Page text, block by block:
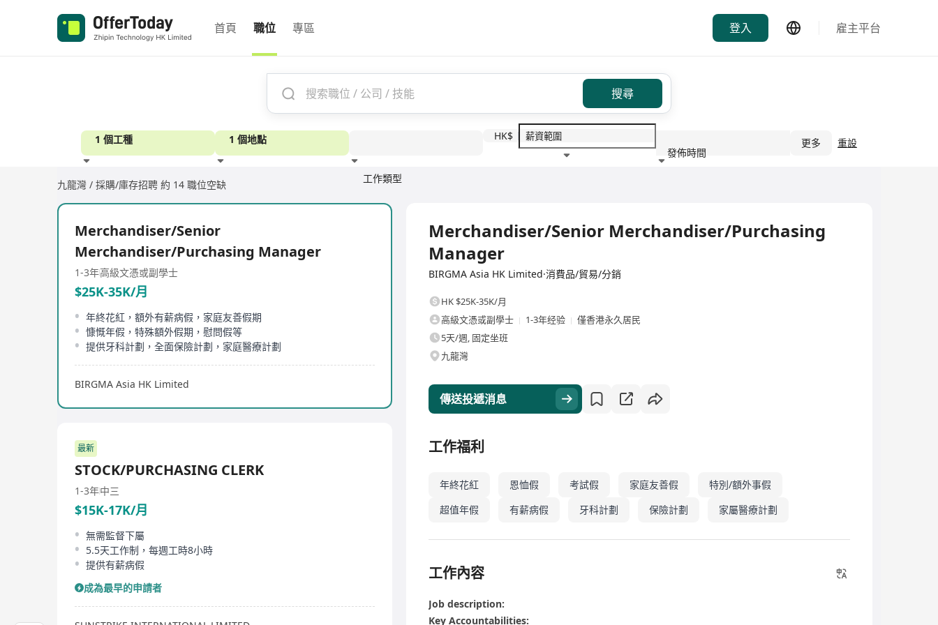
首頁 職位 專區 登入 雇主平台
搜尋
1 個工種 1 個地點
工作類型
HK$
發佈時間
更多 重設
經驗
九龍灣 / 採購/庫存招聘 約 14 職位空缺
Merchandiser/Senior
Merchandiser/Purchasing Manager
1-3年高級文憑或副學士
$25K-35K/月
年終花紅，額外有薪病假，家庭友善假期
慷慨年假，特殊額外假期，慰問假等
提供牙科計劃，全面保險計劃，家庭醫療計劃
BIRGMA Asia HK Limited
最新
STOCK/PURCHASING CLERK
1-3年中三
$15K-17K/月
無需監督下屬
5.5天工作制，每週工時8小時
提供有薪病假
成為最早的申請者
Merchandiser/Senior Merchandiser/Purchasing
Manager
BIRGMA Asia HK Limited·消費品/貿易/分銷
HK $25K-35K/月
高級文憑或副學士
1-3年经验
僅香港永久居民
5天/週, 固定坐班
九龍灣
傳送投遞消息
工作福利
年終花紅 恩恤假 考試假 家庭友善假
特別/額外事假
超值年假
有薪病假 牙科計劃 保險計劃 家屬醫療計劃
工作內容
Job description:
Key Accountabilities: